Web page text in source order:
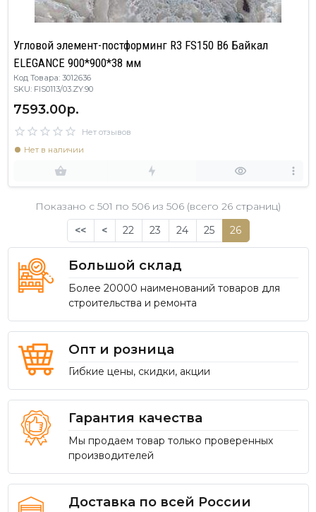
Угловой элемент-постформинг R3 FS150 B6 Байкал
ELEGANCE 900*900*38 мм
Код Товара: 3012636
SKU: FIS0113/03.ZY.90
7593.00р.
Нет отзывов
Нет в наличии
Показано с 501 по 506 из 506 (всего 26 страниц)
<<
< 22 23 24 25 26
Большой склад
Более 20000 наименований товаров для
строительства и ремонта
Опт и розница
Гибкие цены, скидки, акции
Гарантия качества
Мы продаем товар только проверенных
производителей
Доставка по всей России